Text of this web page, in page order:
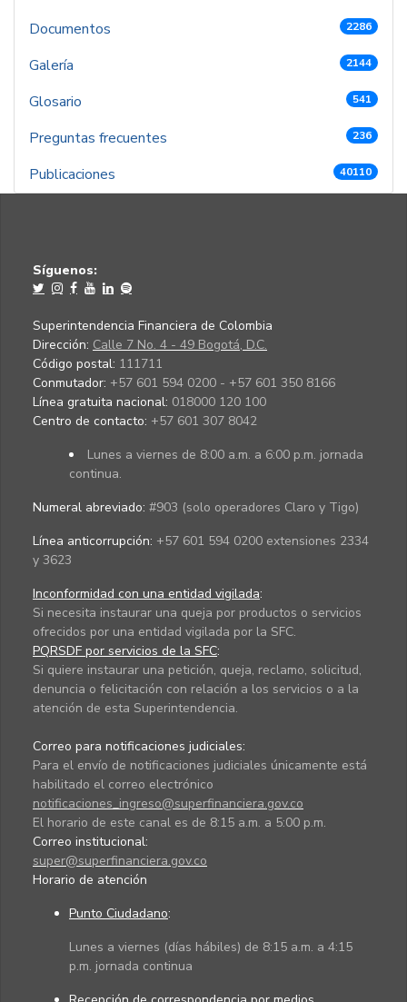
Documentos 2286
Galería 2144
Glosario 541
Preguntas frecuentes 236
Publicaciones 40110
Síguenos:
Superintendencia Financiera de Colombia
Dirección: Calle 7 No. 4 - 49 Bogotá, D.C.
Código postal: 111711
Conmutador: +57 601 594 0200 - +57 601 350 8166
Línea gratuita nacional: 018000 120 100
Centro de contacto: +57 601 307 8042
Lunes a viernes de 8:00 a.m. a 6:00 p.m. jornada
continua.
Numeral abreviado: #903 (solo operadores Claro y Tigo)
Línea anticorrupción: +57 601 594 0200 extensiones 2334
y 3623
Inconformidad con una entidad vigilada:
Si necesita instaurar una queja por productos o servicios
ofrecidos por una entidad vigilada por la SFC.
PQRSDF por servicios de la SFC:
Si quiere instaurar una petición, queja, reclamo, solicitud,
denuncia o felicitación con relación a los servicios o a la
atención de esta Superintendencia.
Correo para notificaciones judiciales:
Para el envío de notificaciones judiciales únicamente está
habilitado el correo electrónico
notificaciones_ingreso@superfinanciera.gov.co
El horario de este canal es de 8:15 a.m. a 5:00 p.m.
Correo institucional:
super@superfinanciera.gov.co
Horario de atención
Punto Ciudadano:
Lunes a viernes (días hábiles) de 8:15 a.m. a 4:15
p.m. jornada continua